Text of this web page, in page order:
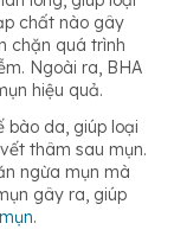
chất nào gây
chặn quá trình
Ngoài ra, BHA
hiệu quả.
bào da, giúp loại
thâm sau mụn.
ngừa mụn mà
gây ra, giúp
.